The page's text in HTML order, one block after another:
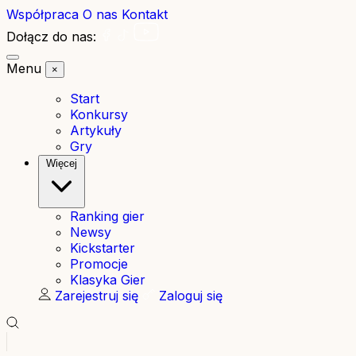
Współpraca O nas Kontakt
Dołącz do nas:
Menu
×
Start
Konkursy
Artykuły
Gry
Więcej
Ranking gier
Newsy
Kickstarter
Promocje
Klasyka Gier
Zarejestruj się
Zaloguj się